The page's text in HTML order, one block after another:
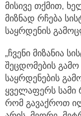
მისივე თქმით,
მიზნად რჩება
საყრდენის
„ჩვენი მიზანია
შეცდომების
საყრდენების
ყველაფერს სამი
რომ გავაქროთ